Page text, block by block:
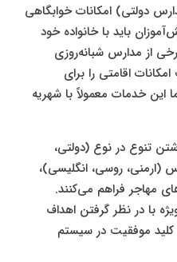
دولتی) امکانات خوابگاهی
باید با خانواده خود
از مدارس شبانه‌روزی
اقامتی را برای
این خدمات معمولاً با شهریه
تنوع در نوع (دولتی،
(ارمنی، روسی، انگلیسی)،
مهاجر فراهم می‌کنند.
با در نظر گرفتن اهداف
کلید موفقیت در سیستم